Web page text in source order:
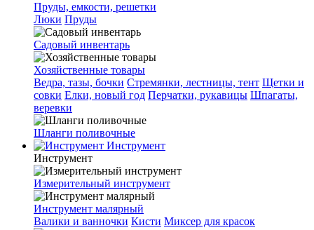
Пруды, емкости, решетки
Люки Пруды
Садовый инвентарь
Хозяйственные товары
Ведра, тазы, бочки Стремянки, лестницы, тент Щетки и
совки Елки, новый год Перчатки, рукавицы Шпагаты,
веревки
Шланги поливочные
Инструмент
Инструмент
Измерительный инструмент
Инструмент малярный
Валики и ванночки Кисти Миксер для красок